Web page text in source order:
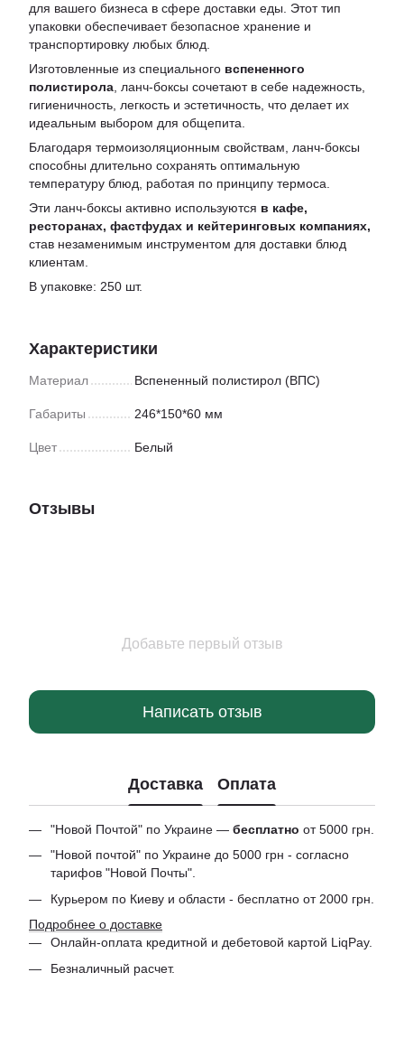
для вашего бизнеса в сфере доставки еды. Этот тип
упаковки обеспечивает безопасное хранение и
транспортировку любых блюд.
Изготовленные из специального вспененного
полистирола , ланч-боксы сочетают в себе надежность,
гигиеничность, легкость и эстетичность, что делает их
идеальным выбором для общепита.
Благодаря термоизоляционным свойствам, ланч-боксы
способны длительно сохранять оптимальную
температуру блюд, работая по принципу термоса.
Эти ланч-боксы активно используются в кафе,
ресторанах, фастфудах и кейтеринговых компаниях,
став незаменимым инструментом для доставки блюд
клиентам.
В упаковке: 250 шт.
Характеристики
Материал Вспененный полистирол (ВПС)
Габариты 246*150*60 мм
Цвет Белый
Отзывы
Добавьте первый отзыв
Написать отзыв
Доставка Оплата
"Новой Почтой" по Украине — бесплатно от 5000 грн.
"Новой почтой" по Украине до 5000 грн - согласно
тарифов "Новой Почты".
Курьером по Киеву и области - бесплатно от 2000 грн.
Подробнее о доставке
Онлайн-оплата кредитной и дебетовой картой LiqPay.
Безналичный расчет.